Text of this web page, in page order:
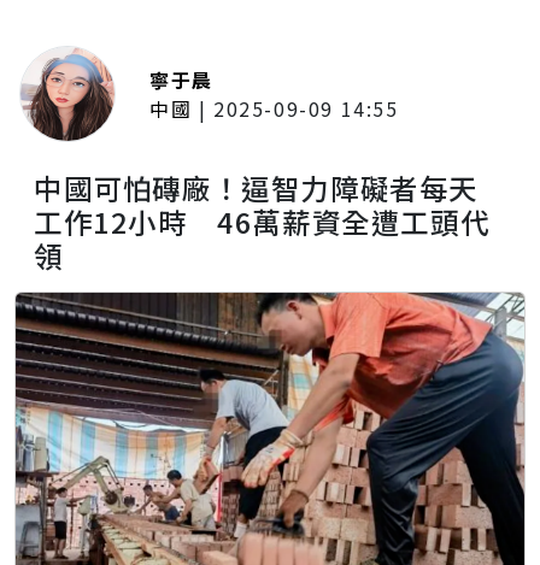
寧于晨
中國 | 2025-09-09 14:55
中國可怕磚廠！逼智力障礙者每天
工作12小時 46萬薪資全遭工頭代
領